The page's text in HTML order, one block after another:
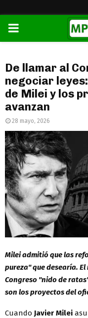
PRIMARY
De llamar al
negociar
de Milei y los
avanzan
28 mayo, 2026
Milei admitió que las
pureza" que desearía.
Congreso "nido de
son los proyectos del
Cuando Javier Milei